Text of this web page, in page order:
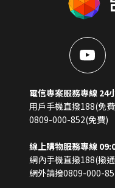
電信專案服務專線 24
用戶手機直撥188(免
0809-000-852(免費)
線上購物服務專線
網內手機直撥188(撥
網外請撥0809-000-